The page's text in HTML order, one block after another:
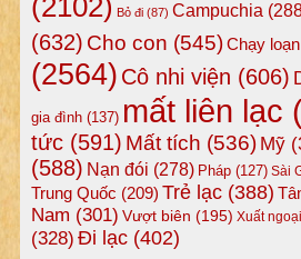
(2102) Bỏ đi(87) Campuchia
(632) Cho con (545)Chạy loạn
(2564) Cô nhi viện (606)
gia đình(137) mất liên lạc
tức(591) Mất tích (536) Mỹ
(588) Nạn đói (278) Pháp(127) Sài
Trung Quốc (209) Trẻ lạc(388)
Nam (301) Vượt biên (195) Xuất ngoại
(328) Đi lạc(402)